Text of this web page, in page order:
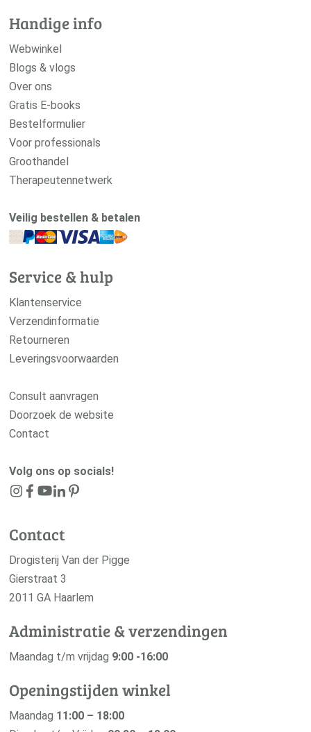
Handige info
Webwinkel
Blogs & vlogs
Over ons
Gratis E-books
Bestelformulier
Voor professionals
Groothandel
Therapeutennetwerk
Veilig bestellen & betalen
Service & hulp
Klantenservice
Verzendinformatie
Retourneren
Leveringsvoorwaarden
Consult aanvragen
Doorzoek de website
Contact
Volg ons op socials!
Contact
Drogisterij Van der Pigge
Gierstraat 3
2011 GA Haarlem
Administratie & verzendingen
Maandag t/m vrijdag 9:00 -16:00
Openingstijden winkel
Maandag 11:00 – 18:00